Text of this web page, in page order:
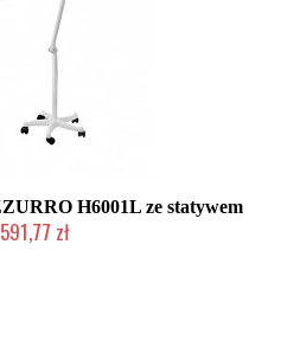
H6001L ze statywem
591,77 zł